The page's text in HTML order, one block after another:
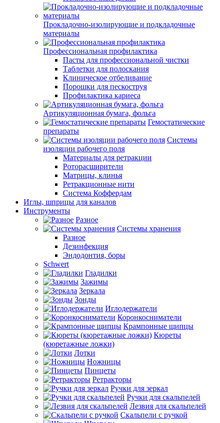
Прокладочно-изолирующие и подкладочные
материалы
Профессиональная профилактика
Пасты для профессиональной чистки
Таблетки для полоскания
Клиническое отбеливание
Порошки для пескоструя
Профилактика кариеса
Артикуляционная бумага, фольга
Гемостатические
препараты
Системы
изоляции рабочего поля
Материалы для ретракции
Роторасширители
Матрицы, клинья
Ретракционные нити
Система Коффердам
Иглы, шприцы для каналов
Инструменты
Разное
Системы хранения
Разное
Дезинфекция
Эндодонтия, боры
Schwert
Гладилки
Зажимы
Зеркала
Зонды
Иглодержатели
Коронкосниматели
Крампонные щипцы
Кюреты
(кюретажные ложки)
Лотки
Ножницы
Пинцеты
Ретракторы
Ручки для зеркал
Ручки для скальпелей
Лезвия для скальпелей
Скальпели с ручкой